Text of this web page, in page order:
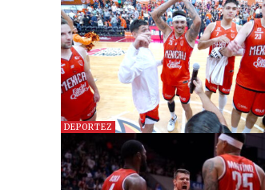
DEPORTEZ